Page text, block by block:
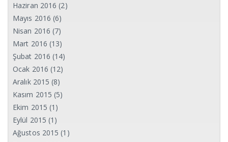
Haziran 2016 (2)
Mayıs 2016 (6)
Nisan 2016 (7)
Mart 2016 (13)
Şubat 2016 (14)
Ocak 2016 (12)
Aralık 2015 (8)
Kasım 2015 (5)
Ekim 2015 (1)
Eylül 2015 (1)
Ağustos 2015 (1)